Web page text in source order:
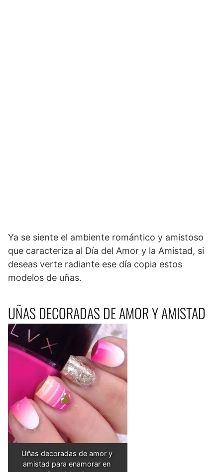
Ya se siente el ambiente romántico y amistoso
que caracteriza al Día del Amor y la Amistad, si
deseas verte radiante ese día copia estos
modelos de uñas.
UÑAS DECORADAS DE AMOR Y AMISTAD
Uñas decoradas de amor y
amistad para enamorar en